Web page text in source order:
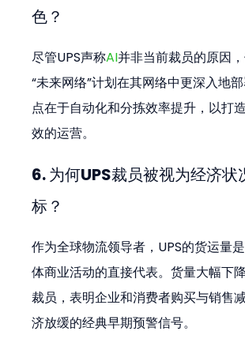
色？
尽管UPS声称AI并非当前裁员的原因
“未来网络”计划在其网络中更深入地
点在于自动化和分拣效率提升，以打
效的运营。
6. 为何UPS裁员被视为经济状
标？
作为全球物流领导者，UPS的货运量
体商业活动的直接代表。货量大幅下
裁员，表明企业和消费者购买与销售
济放缓的经典早期预警信号。